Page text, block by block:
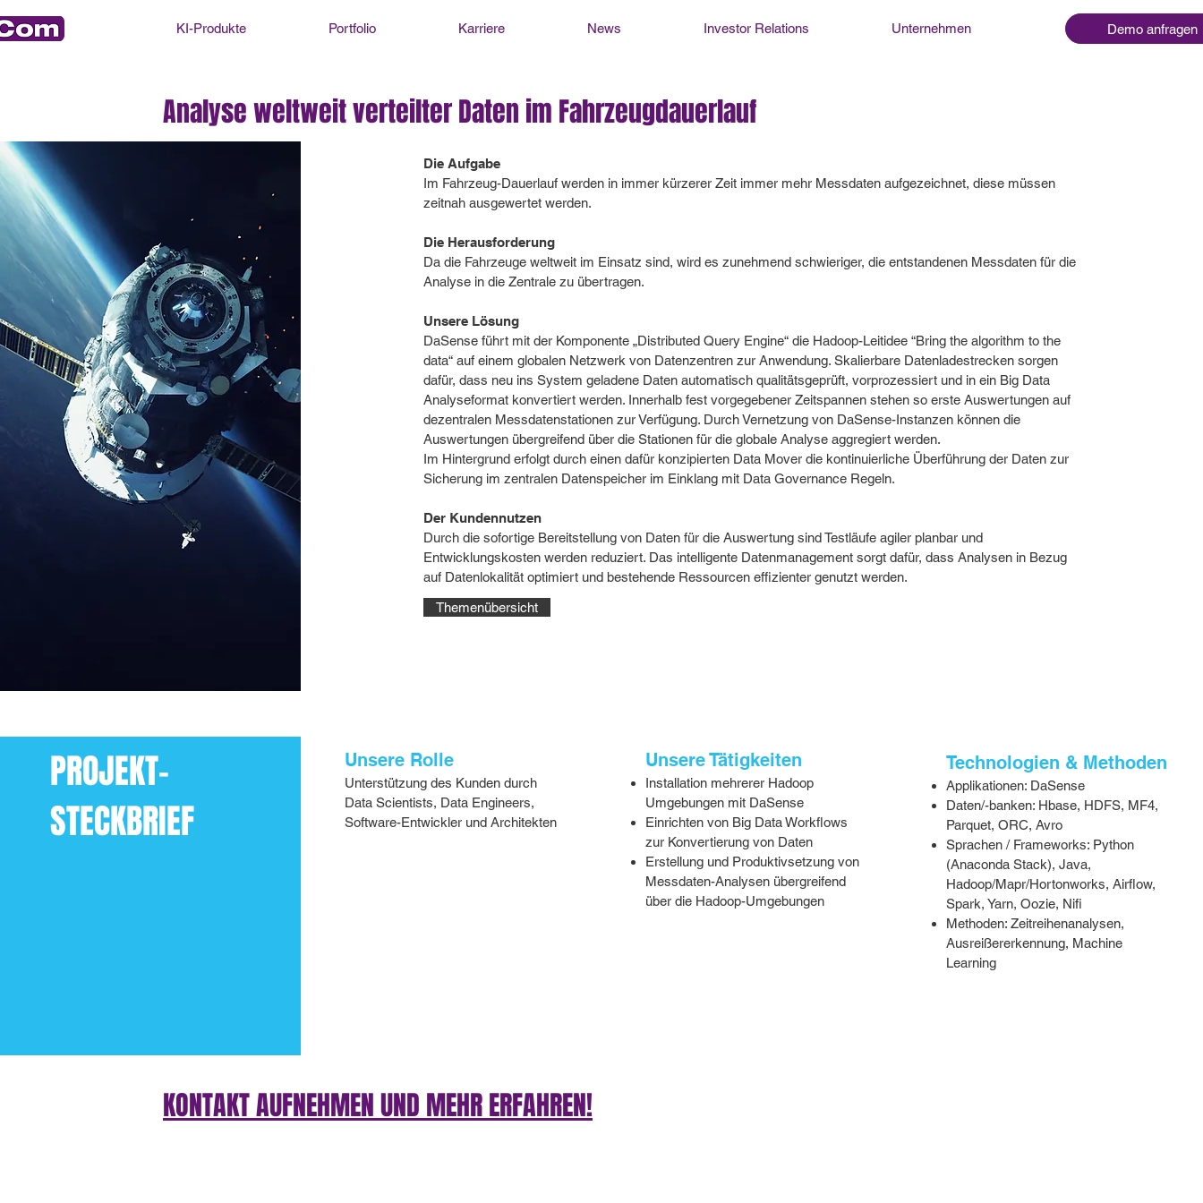
KI-Produkte Portfolio Karriere News Investor Relations Unternehmen Demo anfragen
Analyse weltweit verteilter Daten im Fahrzeugdauerlauf
zur Übersicht
Die Aufgabe
Im Fahrzeug-Dauerlauf werden in immer kürzerer Zeit immer mehr Messdaten aufgezeichnet, diese müssen
zeitnah ausgewertet werden.
Die Herausforderung
Da die Fahrzeuge weltweit im Einsatz sind, wird es zunehmend schwieriger, die entstandenen Messdaten für die
Analyse in die Zentrale zu übertragen.
Unsere Lösung
DaSense führt mit der Komponente „Distributed Query Engine“ die Hadoop-Leitidee “Bring the algorithm to the
data“ auf einem globalen Netzwerk von Datenzentren zur Anwendung. Skalierbare Datenladestrecken sorgen
dafür, dass neu ins System geladene Daten automatisch qualitätsgeprüft, vorprozessiert und in ein Big Data
Analyseformat konvertiert werden. Innerhalb fest vorgegebener Zeitspannen stehen so erste Auswertungen auf
dezentralen Messdatenstationen zur Verfügung. Durch Vernetzung von DaSense-Instanzen können die
Auswertungen übergreifend über die Stationen für die globale Analyse aggregiert werden.
Im Hintergrund erfolgt durch einen dafür konzipierten Data Mover die kontinuierliche Überführung der Daten zur
Sicherung im zentralen Datenspeicher im Einklang mit Data Governance Regeln.
Der Kundennutzen
Durch die sofortige Bereitstellung von Daten für die Auswertung sind Testläufe agiler planbar und
Entwicklungskosten werden reduziert. Das intelligente Datenmanagement sorgt dafür, dass Analysen in Bezug
auf Datenlokalität optimiert und bestehende Ressourcen effizienter genutzt werden.
Themenübersicht
PROJEKT-
STECKBRIEF
Unsere Rolle
Unterstützung des Kunden durch
Data Scientists, Data Engineers,
Software-Entwickler und Architekten
Unsere Tätigkeiten
Installation mehrerer Hadoop
Umgebungen mit DaSense
Einrichten von Big Data Workflows
zur Konvertierung von Daten
Erstellung und Produktivsetzung von
Messdaten-Analysen übergreifend
über die Hadoop-Umgebungen
Technologien & Methoden
Applikationen: DaSense
Daten/-banken: Hbase, HDFS, MF4,
Parquet, ORC, Avro
Sprachen / Frameworks: Python
(Anaconda Stack), Java,
Hadoop/Mapr/Hortonworks, Airflow,
Spark, Yarn, Oozie, Nifi
Methoden: Zeitreihenanalysen,
Ausreißererkennung, Machine
Learning
KONTAKT AUFNEHMEN UND MEHR ERFAHREN!